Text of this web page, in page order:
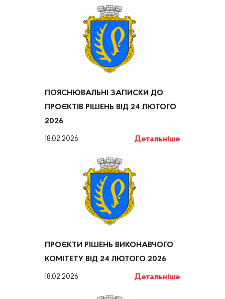
ПОЯСНЮВАЛЬНІ ЗАПИСКИ ДО
ПРОЄКТІВ РІШЕНЬ ВІД 24 ЛЮТОГО
2026
18.02.2026 Детальніше
ПРОЄКТИ РІШЕНЬ ВИКОНАВЧОГО
КОМІТЕТУ ВІД 24 ЛЮТОГО 2026
18.02.2026 Детальніше